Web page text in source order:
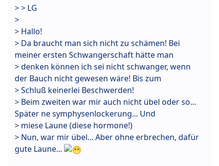
> > LG
>
> Hallo!
> Da braucht man sich nicht zu schämen! Bei
meiner ersten Schwangerschaft hätte man
> denken können ich sei nicht schwanger, wenn
der Bauch nicht gewesen wäre! Bis zum
> Schluß keinerlei Beschwerden!
> Beim zweiten war mir auch nicht übel oder so...
Später ne symphysenlockerung... Und
> miese Laune (diese hormone!)
> Nun, war mir übel... Aber ohne erbrechen, dafür
gute Laune...